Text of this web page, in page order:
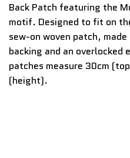
Back Patch featuring the
motif. Designed to fit on
sew-on woven patch,
backing and an overlocked
patches measure 30cm
(height).